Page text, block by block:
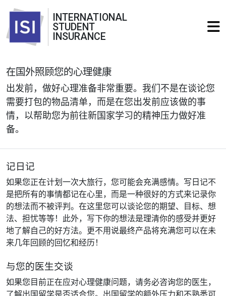
INTERNATIONAL
STUDENT
INSURANCE
在国外照顾您的心理健康
出发前，做好心理准备非常重要。我们不是在谈论您
需要打包的物品清单，而是在您出发前应该做的事
情，以帮助您为前往新国家学习的精神压力做好准
备。
记日记
如果您正在计划一次大旅行，您可能会充满感情。写日记不
是把所有的事情都记在心里，而是一种很好的方式来记录你
的想法而不被评判。在这里您可以谈论您的期望、目标、想
法、担忧等等！此外，写下你的想法是理清你的感受并更好
地了解自己的好方法。更不用说最终产品将充满您可以在未
来几年回顾的回忆和经历！
与您的医生交谈
如果您目前正在应对心理健康问题，请务必咨询您的医生，
了解出国留学是否适合您。出国留学的额外压力和不熟悉可